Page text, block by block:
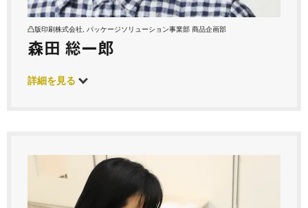
凸版印刷株式会社, パッケージソリューション事業部 商品企画部
森田 総一郎
詳細を見る